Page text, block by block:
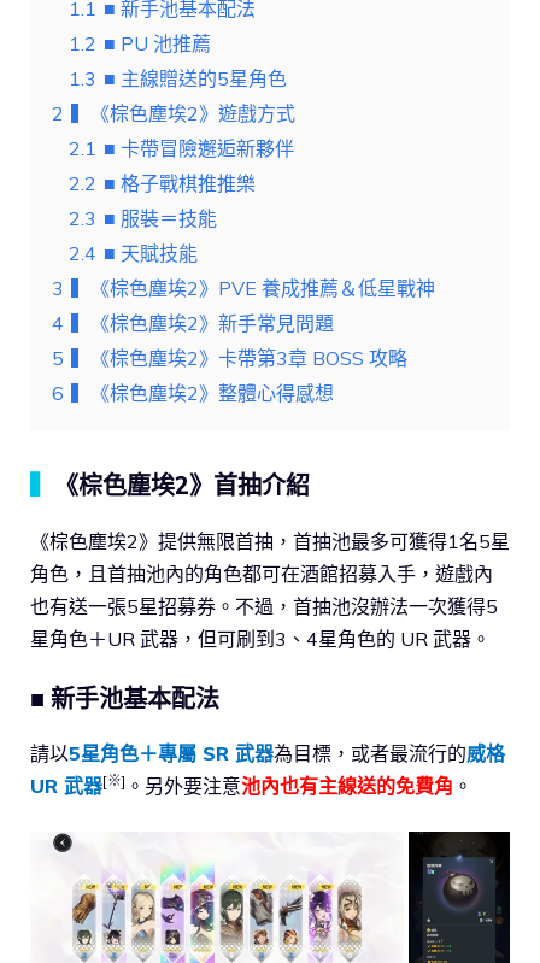
1.1 ■ 新手池基本配法
1.2 ■ PU 池推薦
1.3 ■ 主線贈送的5星角色
2
▍《棕色塵埃2》遊戲方式
2.1 ■ 卡帶冒險邂逅新夥伴
2.2 ■ 格子戰棋推推樂
2.3 ■ 服裝＝技能
2.4 ■ 天賦技能
3
▍《棕色塵埃2》PVE 養成推薦＆低星戰神
4
▍《棕色塵埃2》新手常見問題
5
▍《棕色塵埃2》卡帶第3章 BOSS 攻略
6
▍《棕色塵埃2》整體心得感想
《棕色塵埃2》首抽介紹
《棕色塵埃2》提供無限首抽，首抽池最多可獲得1名5星
角色，且首抽池內的角色都可在酒館招募入手，遊戲內
也有送一張5星招募券。不過，首抽池沒辦法一次獲得5
星角色＋UR 武器，但可刷到3、4星角色的 UR 武器。
■ 新手池基本配法
請以5星角色＋專屬 SR 武器為目標，或者最流行的威格
UR 武器[※] 。另外要注意池內也有主線送的免費角 。